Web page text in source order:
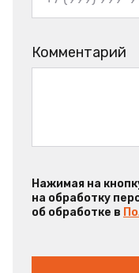
Комментарий
Нажимая на
на обработку
об обработке в